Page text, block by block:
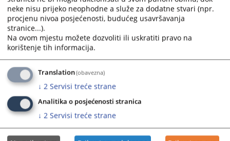
neke nisu prijeko neophodne a služe za dodatne stvari (npr.
procjenu nivoa posjećenosti, budućeg usavršavanja
stranice...).
Na ovom mjestu možete dozvoliti ili uskratiti pravo na
korištenje tih informacija.
Translation(obavezna)
↓ 2 Servisi treće strane
Analitika o posjećenosti stranica
↓ 2 Servisi treće strane